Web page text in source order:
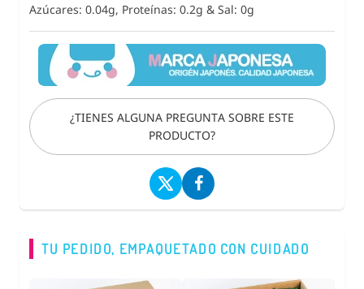
Azúcares: 0.04g, Proteínas: 0.2g & Sal: 0g
¿TIENES ALGUNA PREGUNTA SOBRE ESTE
PRODUCTO?
TU PEDIDO, EMPAQUETADO CON CUIDADO